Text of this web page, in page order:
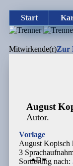
Start
Mitwirkende(r)Zur
August
Autor.
Vorlage
August Kopisch
3
Sortierung nach:
D